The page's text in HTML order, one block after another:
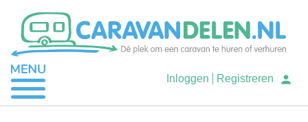
Je caravan verhuren
Inloggen Registreren